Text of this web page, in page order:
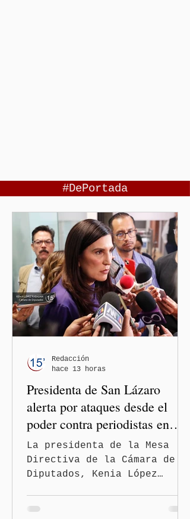
#DePortada
Presidenta de San Lázaro
alerta por ataques desde el
poder contra periodistas en
México
La presidenta de la Mesa
Directiva de la Cámara de
Diputados, Kenia López
Redacción
hace 13 horas